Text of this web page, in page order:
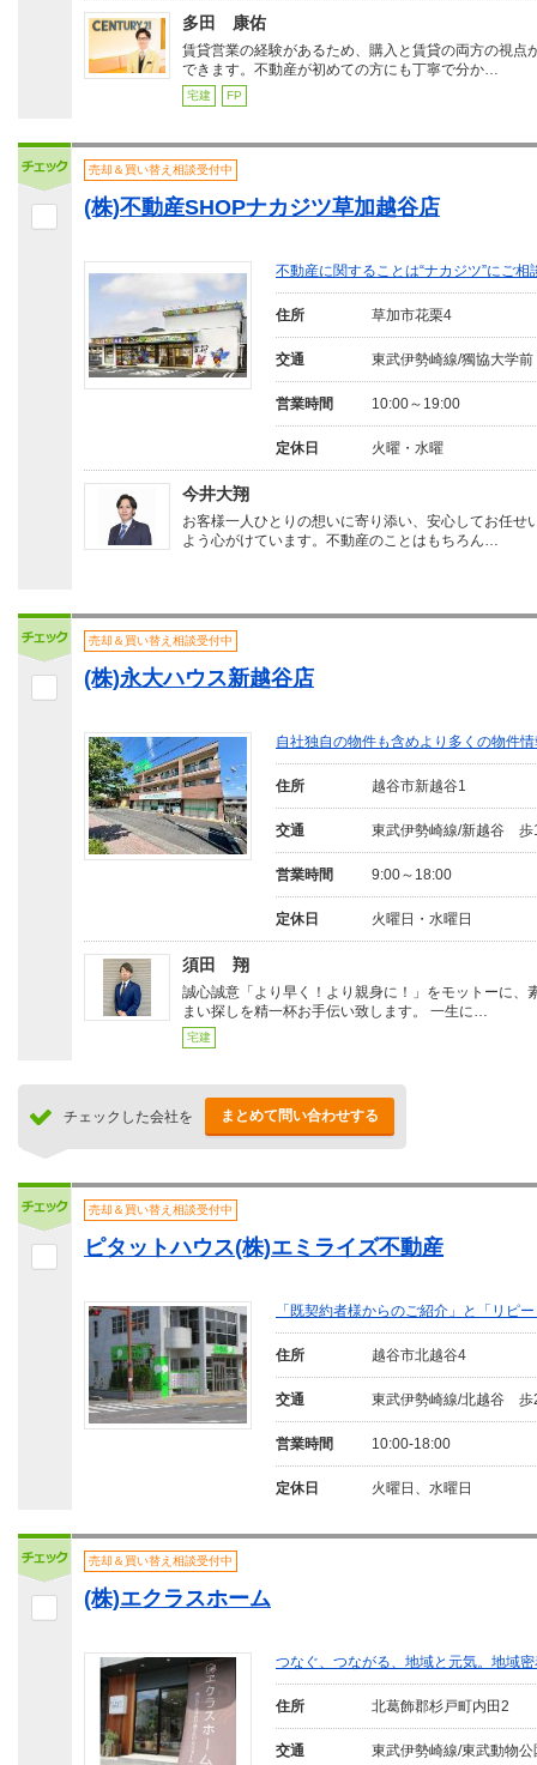
多田 康佑
賃貸営業の経験があるため、購入と賃貸の両方の視点
できます。不動産が初めての方にも丁寧で分か…
宅建 FP
売却＆買い替え相談受付中
(株)不動産SHOPナカジツ草加越谷店
不動産に関することは“ナカジツ”にご相
住所 草加市花栗4
交通 東武伊勢崎線/獨協大学
営業時間 10:00～19:00
定休日 火曜・水曜
今井大翔
お客様一人ひとりの想いに寄り添い、安心してお任せ
よう心がけています。不動産のことはもちろん…
売却＆買い替え相談受付中
(株)永大ハウス新越谷店
自社独自の物件も含めより多くの物件
住所 越谷市新越谷1
交通 東武伊勢崎線/新越谷 歩
営業時間 9:00～18:00
定休日 火曜日・水曜日
須田 翔
誠心誠意「より早く！より親身に！」をモットーに、
まい探しを精一杯お手伝い致します。 一生に…
宅建
チェックした会社を まとめて問い合わせする
売却＆買い替え相談受付中
ピタットハウス(株)エミライズ不動産
「既契約者様からのご紹介」と「リピ
住所 越谷市北越谷4
交通 東武伊勢崎線/北越谷 歩
営業時間 10:00-18:00
定休日 火曜日、水曜日
売却＆買い替え相談受付中
(株)エクラスホーム
つなぐ、つながる、地域と元気。地域
住所 北葛飾郡杉戸町内田2
交通 東武伊勢崎線/東武動物